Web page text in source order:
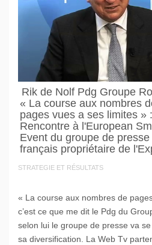
Rik de Nolf Pdg Groupe
« La course aux nombres
pages vues a ses limites » :
Rencontre à l'European
Event du groupe de
français propriétaire de
STRATEGIE ET RÉSULTATS
« La course aux nombres de
c’est ce que me dit le Pdg du
selon lui le groupe de presse va
sa diversification. La Web Tv